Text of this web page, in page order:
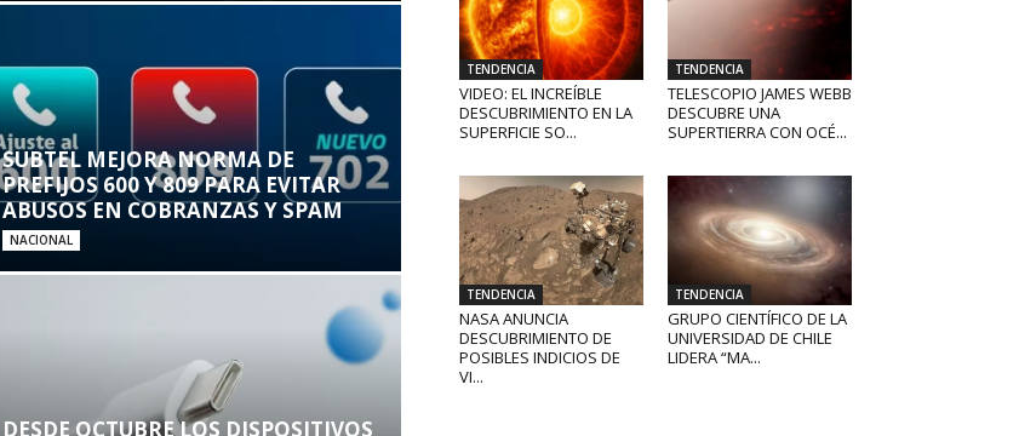
SUBTEL MEJORA NORMA DE
PREFIJOS 600 Y 809 PARA EVITAR
ABUSOS EN COBRANZAS Y SPAM
NACIONAL
DESDE OCTUBRE LOS DISPOSITIVOS
TENDENCIA
VIDEO: EL INCREÍBLE
DESCUBRIMIENTO EN LA
SUPERFICIE SO...
TENDENCIA
TELESCOPIO JAMES WEBB
DESCUBRE UNA
SUPERTIERRA CON OCÉ...
TENDENCIA
NASA ANUNCIA
DESCUBRIMIENTO DE
POSIBLES INDICIOS DE
VI...
TENDENCIA
GRUPO CIENTÍFICO DE LA
UNIVERSIDAD DE CHILE
LIDERA “MA...